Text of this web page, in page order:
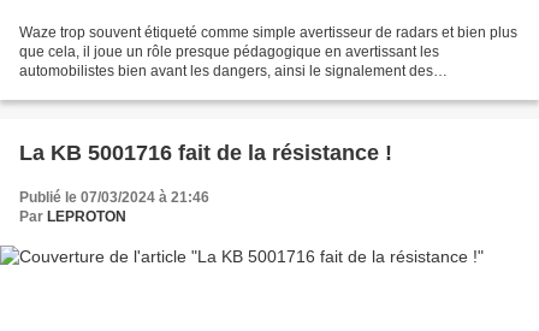
Waze trop souvent étiqueté comme simple avertisseur de radars et bien plus
que cela, il joue un rôle presque pédagogique en avertissant les
automobilistes bien avant les dangers, ainsi le signalement des
La KB 5001716 fait de la résistance !
Publié le 07/03/2024 à 21:46
Par LEPROTON